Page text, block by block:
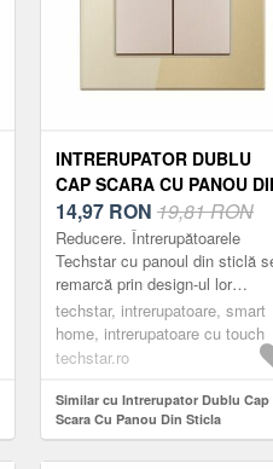
INTRERUPATOR DUBLU
CAP SCARA CU PANOU
STICLA SECURIZATA
TECHSTAR® TGS 01, 220V,
16A, 86 X 86 MM, AURIU,
2 MODULE
14,97 RON 19,81 RON
Reducere. Întrerupătoarele
Techstar cu panoul din sticlă
remarcă prin design-ul lor
compact, elegant și minimalist.
Acestea sunt practice, fabricate
din m...
techstar, intrerupatoare, smart
home, intrerupatoare cu touch
techstar.ro
Similar cu Intrerupator Dublu Cap
Scara Cu Panou Din Sticla
Securizata Techstar® TGS 01,
16A, 86 X 86 Mm, Auriu, cu 2